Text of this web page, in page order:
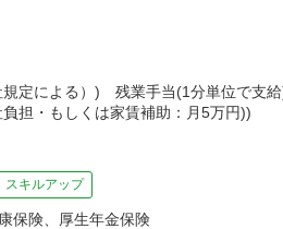
規定による）) 残業手当(1分単位で
担・もしくは家賃補助：月5万円))
スキルアップ
保険、厚生年金保険